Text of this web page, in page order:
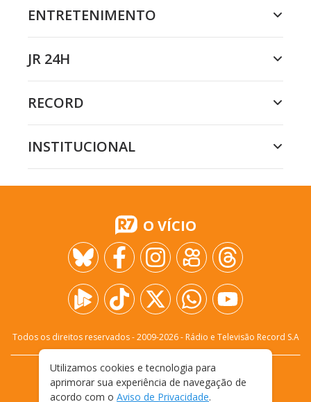
ENTRETENIMENTO
JR 24H
RECORD
INSTITUCIONAL
O VÍCIO
Todos os direitos reservados - 2009-2026- Rádio e Televisão Record S.A
FALE CONOSCO
PRIVACIDADE
TERMOS E CONDIÇÕES DE USO
Utilizamos cookies e tecnologia para
aprimorar sua experiência de navegação de
acordo com o Aviso de Privacidade.